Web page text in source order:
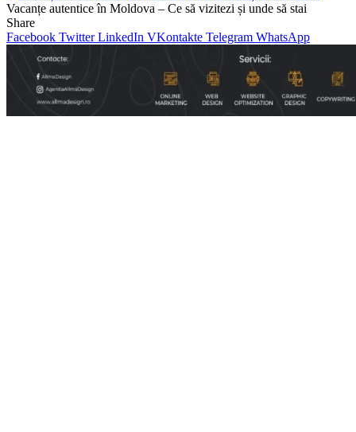
Vacanțe autentice în Moldova – Ce să vizitezi și unde să stai
Share
Facebook Twitter LinkedIn VKontakte Telegram WhatsApp